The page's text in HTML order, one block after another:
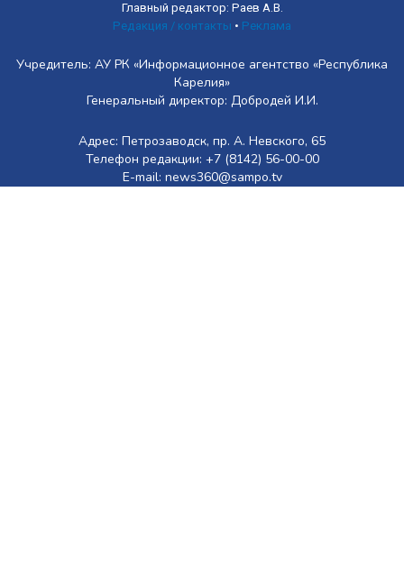
Главный редактор: Раев А.В.
Редакция / контакты • Реклама
Учредитель: АУ РК «Информационное агентство «Республика
Карелия»
Генеральный директор: Добродей И.И.
Адрес: Петрозаводск, пр. А. Невского, 65
Телефон редакции: +7 (8142) 56-00-00
E-mail: news360@sampo.tv